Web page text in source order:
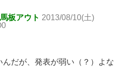
板アウト 2013/08/10(土)
だが、発表が弱い（？）よな